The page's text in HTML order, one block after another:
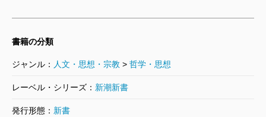
書籍の分類
ジャンル： 人文・思想・宗教 > 哲学・思想
レーベル・シリーズ： 新潮新書
発行形態： 新書